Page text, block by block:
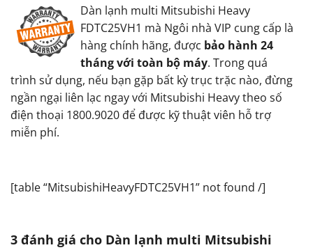
Dàn lạnh multi Mitsubishi Heavy
FDTC25VH1 mà Ngôi nhà VIP cung cấp là
hàng chính hãng, được bảo hành 24
tháng với toàn bộ máy. Trong quá
trình sử dụng, nếu bạn gặp bất kỳ trục trặc nào, đừng
ngần ngại liên lạc ngay với Mitsubishi Heavy theo số
điện thoại 1800.9020 để được kỹ thuật viên hỗ trợ
miễn phí.
[table “MitsubishiHeavyFDTC25VH1” not found /]
3 đánh giá cho Dàn lạnh multi Mitsubishi